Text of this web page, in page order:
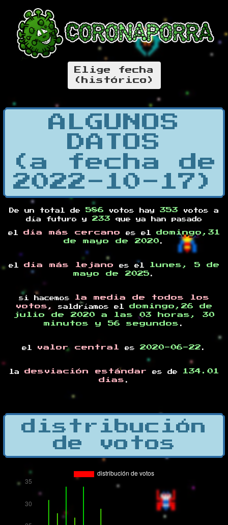
Elige fecha
(histórico)
ALGUNOS
DATOS
(a fecha de
2022-10-17)
De un total de 586 votos hay 353 votos a
día futuro y 233 que ya han pasado
el día más cercano es el domingo,31
de mayo de 2020 .
el día más lejano es el
lunes, 5 de
mayo de 2025 .
si hacemos
la media de todos los
votos , saldríamos el domingo,26 de
julio de 2020 a las 03 horas, 30
minutos y 56 segundos .
el valor central es 2020-06-22 .
la desviación estándar es de
134.01
días .
distribución
de votos